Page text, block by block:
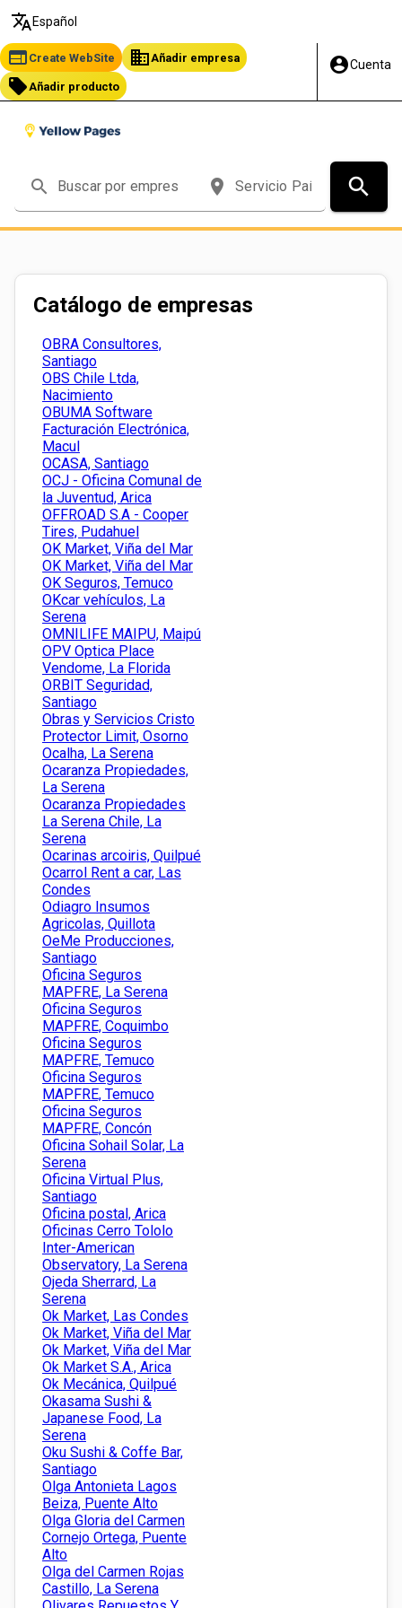
translate Español
web Create WebSite business Añadir empresa
local_offer Añadir producto
account_circleCuenta
search place search
Catálogo de empresas
OBRA Consultores,
Santiago
OBS Chile Ltda,
Nacimiento
OBUMA Software
Facturación Electrónica,
Macul
OCASA, Santiago
OCJ - Oficina Comunal de
la Juventud, Arica
OFFROAD S.A - Cooper
Tires, Pudahuel
OK Market, Viña del Mar
OK Market, Viña del Mar
OK Seguros, Temuco
OKcar vehículos, La
Serena
OMNILIFE MAIPU, Maipú
OPV Optica Place
Vendome, La Florida
ORBIT Seguridad,
Santiago
Obras y Servicios Cristo
Protector Limit, Osorno
Ocalha, La Serena
Ocaranza Propiedades,
La Serena
Ocaranza Propiedades
La Serena Chile, La
Serena
Ocarinas arcoiris, Quilpué
Ocarrol Rent a car, Las
Condes
Odiagro Insumos
Agricolas, Quillota
OeMe Producciones,
Santiago
Oficina Seguros
MAPFRE, La Serena
Oficina Seguros
MAPFRE, Coquimbo
Oficina Seguros
MAPFRE, Temuco
Oficina Seguros
MAPFRE, Temuco
Oficina Seguros
MAPFRE, Concón
Oficina Sohail Solar, La
Serena
Oficina Virtual Plus,
Santiago
Oficina postal, Arica
Oficinas Cerro Tololo
Inter-American
Observatory, La Serena
Ojeda Sherrard, La
Serena
Ok Market, Las Condes
Ok Market, Viña del Mar
Ok Market, Viña del Mar
Ok Market S.A., Arica
Ok Mecánica, Quilpué
Okasama Sushi &
Japanese Food, La
Serena
Oku Sushi & Coffe Bar,
Santiago
Olga Antonieta Lagos
Beiza, Puente Alto
Olga Gloria del Carmen
Cornejo Ortega, Puente
Alto
Olga del Carmen Rojas
Castillo, La Serena